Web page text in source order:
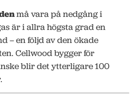
må vara på nedgång i
är i allra högsta grad en
– en följd av den ökade
Cellwood bygger för
blir det ytterligare 100